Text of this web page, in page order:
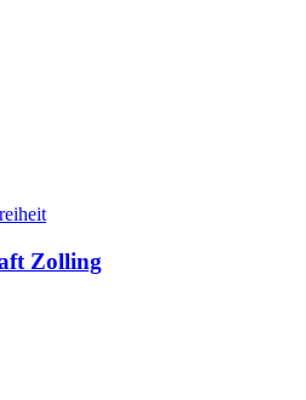
Zolling